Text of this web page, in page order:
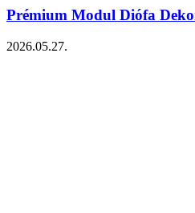
Prémium Modul Diófa
2026.05.27.